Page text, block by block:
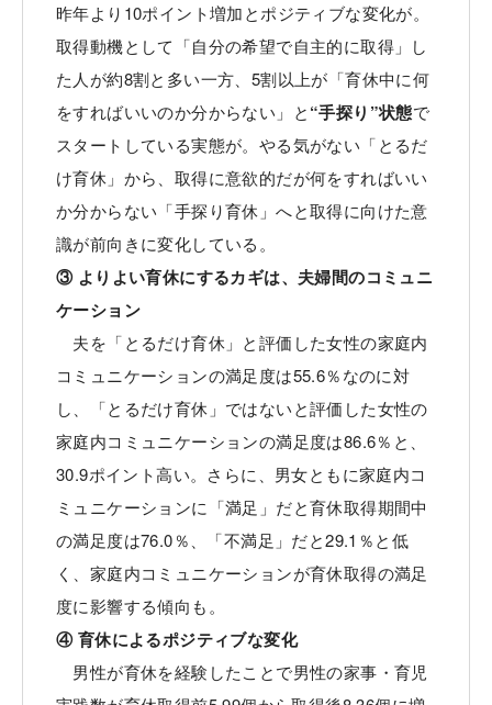
昨年より10ポイント増加とポジティブな変化が。
取得動機として「自分の希望で自主的に取得」し
た人が約8割と多い一方、5割以上が「育休中に何
をすればいいのか分からない」と“手探り”状態で
スタートしている実態が。やる気がない「とるだ
け育休」から、取得に意欲的だが何をすればいい
か分からない「手探り育休」へと取得に向けた意
識が前向きに変化している。
③ よりよい育休にするカギは、夫婦間のコミュニ
ケーション
夫を「とるだけ育休」と評価した女性の家庭内
コミュニケーションの満足度は55.6％なのに対
し、「とるだけ育休」ではないと評価した女性の
家庭内コミュニケーションの満足度は86.6％と、
30.9ポイント高い。さらに、男女ともに家庭内コ
ミュニケーションに「満足」だと育休取得期間中
の満足度は76.0％、「不満足」だと29.1％と低
く、家庭内コミュニケーションが育休取得の満足
度に影響する傾向も。
④ 育休によるポジティブな変化
男性が育休を経験したことで男性の家事・育児